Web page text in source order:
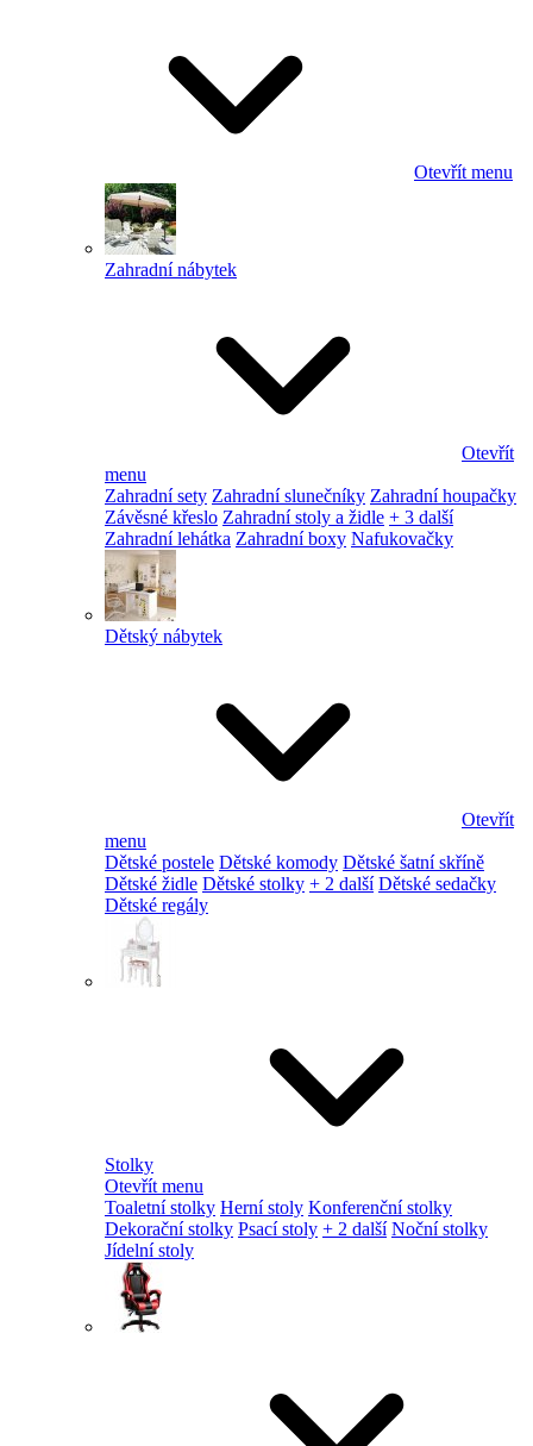
Otevřít menu
Zahradní nábytek
Otevřít
menu
Zahradní sety Zahradní slunečníky Zahradní houpačky
Závěsné křeslo Zahradní stoly a židle + 3 další
Zahradní lehátka Zahradní boxy Nafukovačky
Dětský nábytek
Otevřít
menu
Dětské postele Dětské komody Dětské šatní skříně
Dětské židle Dětské stolky + 2 další Dětské sedačky
Dětské regály
Stolky
Otevřít menu
Toaletní stolky Herní stoly Konferenční stolky
Dekorační stolky Psací stoly + 2 další Noční stolky
Jídelní stoly